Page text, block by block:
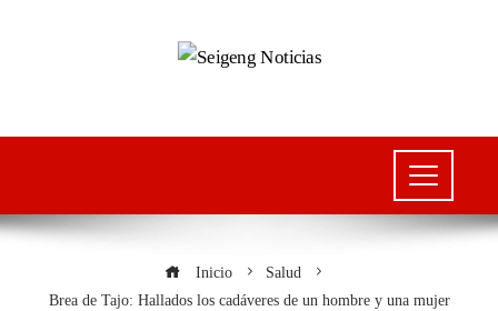
Inicio
Salud
Brea de Tajo: Hallados los cadáveres de un hombre y una mujer